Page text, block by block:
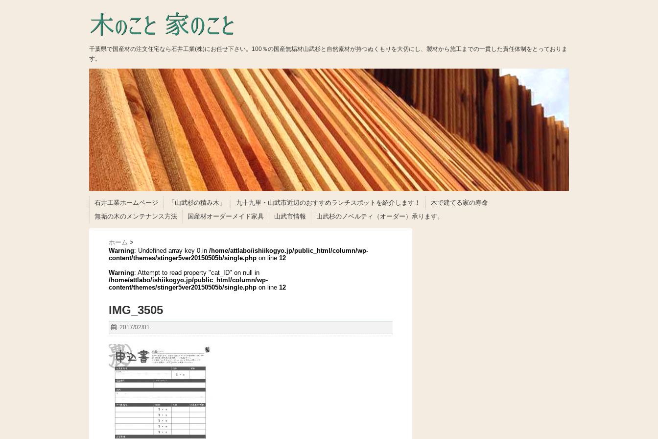
千葉県で国産材の注文住宅なら石井工業(株)にお任せ下さい。100％の国産無垢材山武杉と自然素材が持つぬくもりを大切にし、製材から施工までの一貫した責任体制をとっておりま
す。
石井工業ホームページ 「山武杉の積み木」 九十九里・山武市近辺のおすすめランチスポットを紹介します！
木で建てる家の寿命
無垢の木のメンテナンス方法
国産材オーダーメイド家具 山武市情報 山武杉のノベルティ（オーダー）承ります。
ホーム >
Warning: Undefined array key 0 in /home/attlabo/ishiikogyo.jp/public_html/column/wp-
content/themes/stinger5ver20150505b/single.php on line 12
Warning: Attempt to read property "cat_ID" on null in
/home/attlabo/ishiikogyo.jp/public_html/column/wp-
content/themes/stinger5ver20150505b/single.php on line 12
IMG_3505
2017/02/01